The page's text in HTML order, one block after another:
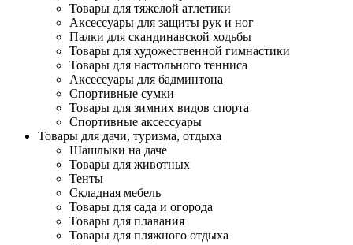
Товары для тяжелой атлетики
Аксессуары для защиты рук и ног
Палки для скандинавской ходьбы
Товары для художественной гимнастики
Товары для настольного тенниса
Аксессуары для бадминтона
Спортивные сумки
Товары для зимних видов спорта
Спортивные аксессуары
Товары для дачи, туризма, отдыха
Шашлыки на даче
Товары для животных
Тенты
Складная мебель
Товары для сада и огорода
Товары для плавания
Товары для пляжного отдыха